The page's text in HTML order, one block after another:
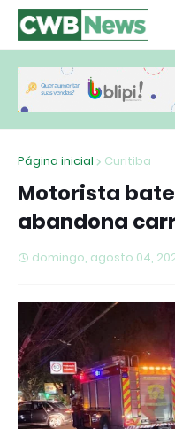
Página inicial Curitiba
Motorista
abandona
domingo, agosto 04,